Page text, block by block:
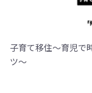
子育て移住〜育児で
ツ〜